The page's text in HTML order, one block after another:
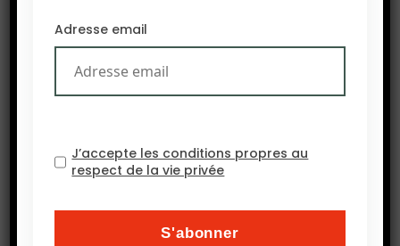
Adresse email
J’accepte les conditions propres au
respect de la vie privée